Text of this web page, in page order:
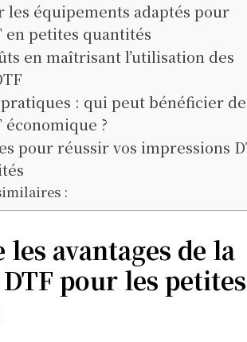
les équipements adaptés pour
en petites quantités
en maîtrisant l’utilisation des
: qui peut bénéficier de
économique ?
pour réussir vos impressions
:
avantages de la
pour les petites